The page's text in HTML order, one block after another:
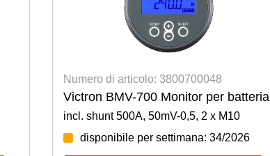
Numero di articolo: 3800700048
Victron BMV-700 Monitor per batteria
incl. shunt 500A, 50mV-0,5, 2 x M10
disponibile per settimana: 34/2026